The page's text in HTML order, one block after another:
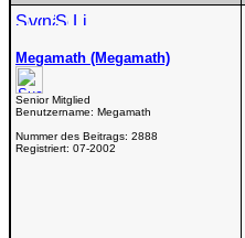
Megamath (Megamath)
Senior Mitglied
Benutzername: Megamath
Nummer des Beitrags: 2888
Registriert: 07-2002